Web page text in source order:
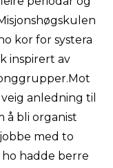
kor for systera
inspirert av
anledning til
å bli organist
med to
hadde berre